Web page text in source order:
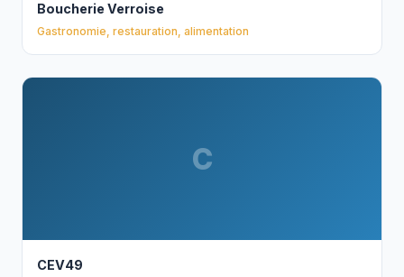
Boucherie Verroise
Gastronomie, restauration, alimentation
C
CEV49